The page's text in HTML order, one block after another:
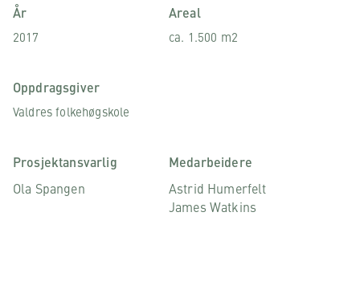
År
2017
Areal
ca. 1.500 m2
Oppdragsgiver
Valdres folkehøgskole
Prosjektansvarlig
Ola Spangen
Medarbeidere
Astrid Humerfelt
James Watkins